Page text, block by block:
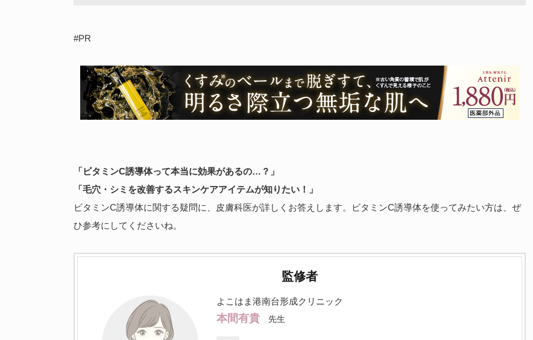
#PR
「ビタミンC誘導体って本当に効果があるの…？」
「毛穴・シミを改善するスキンケアアイテムが知りたい！」
ビタミンC誘導体に関する疑問に、皮膚科医が詳しくお答えします。ビタミンC誘導体を使ってみたい方は、ぜ
ひ参考にしてくださいね。
監修者
よこはま港南台形成クリニック
本間有貴 先生